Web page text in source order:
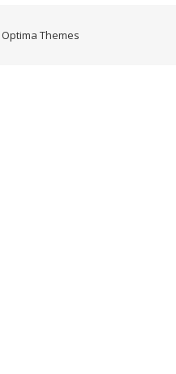
Optima Themes